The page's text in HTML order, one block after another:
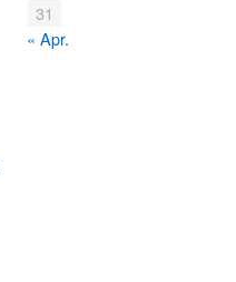
31
« Apr.